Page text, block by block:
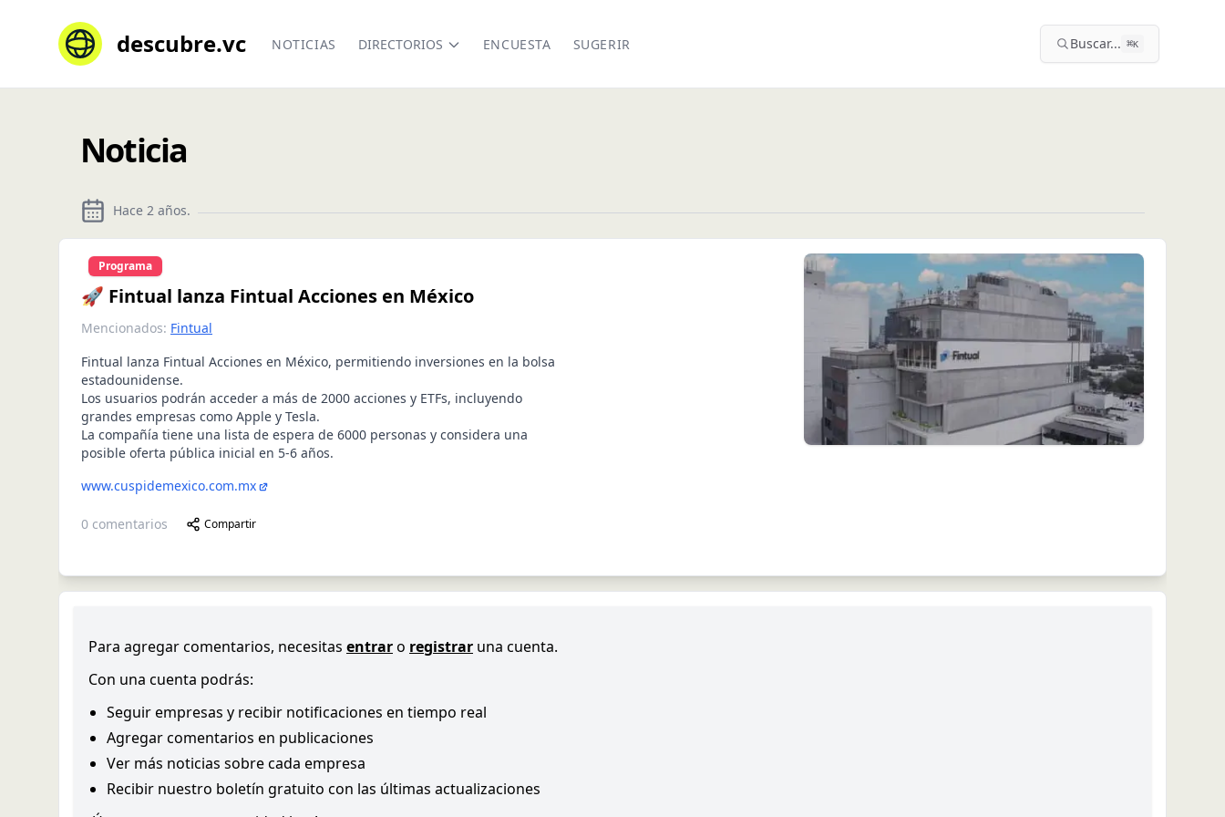
descubre.vc NOTICIAS DIRECTORIOS ENCUESTA SUGERIR Buscar... ⌘K
Noticia
Hace 2 años.
Programa
🚀 Fintual lanza Fintual Acciones en México
Mencionados: Fintual
Fintual lanza Fintual Acciones en México, permitiendo inversiones en la bolsa
estadounidense.
Los usuarios podrán acceder a más de 2000 acciones y ETFs, incluyendo
grandes empresas como Apple y Tesla.
La compañía tiene una lista de espera de 6000 personas y considera una
posible oferta pública inicial en 5-6 años.
www.cuspidemexico.com.mx
0 comentarios Compartir
Para agregar comentarios, necesitas entraro registrar una cuenta.
Con una cuenta podrás:
Seguir empresas y recibir notificaciones en tiempo real
Agregar comentarios en publicaciones
Ver más noticias sobre cada empresa
Recibir nuestro boletín gratuito con las últimas actualizaciones